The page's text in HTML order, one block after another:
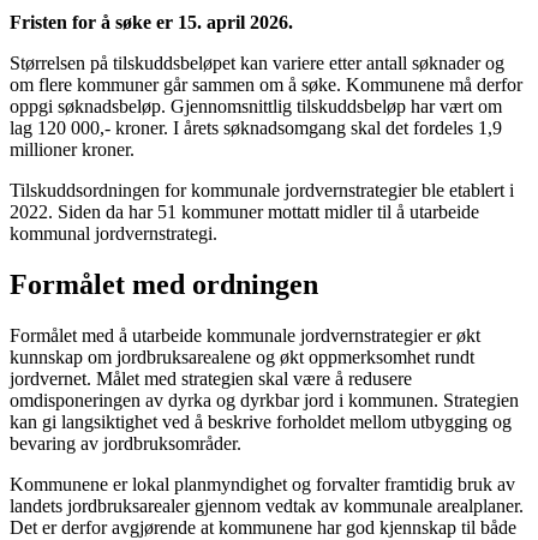
Fristen for å søke er 15. april 2026.
Størrelsen på tilskuddsbeløpet kan variere etter antall søknader og
om flere kommuner går sammen om å søke. Kommunene må derfor
oppgi søknadsbeløp. Gjennomsnittlig tilskuddsbeløp har vært om
lag 120 000,- kroner. I årets søknadsomgang skal det fordeles 1,9
millioner kroner.
Tilskuddsordningen for kommunale jordvernstrategier ble etablert i
2022. Siden da har 51 kommuner mottatt midler til å utarbeide
kommunal jordvernstrategi.
Formålet med ordningen
Formålet med å utarbeide kommunale jordvernstrategier er økt
kunnskap om jordbruksarealene og økt oppmerksomhet rundt
jordvernet. Målet med strategien skal være å redusere
omdisponeringen av dyrka og dyrkbar jord i kommunen. Strategien
kan gi langsiktighet ved å beskrive forholdet mellom utbygging og
bevaring av jordbruksområder.
Kommunene er lokal planmyndighet og forvalter framtidig bruk av
landets jordbruksarealer gjennom vedtak av kommunale arealplaner.
Det er derfor avgjørende at kommunene har god kjennskap til både